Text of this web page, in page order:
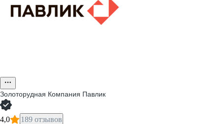
Золоторудная Компания Павлик
4,0 189 отзывов